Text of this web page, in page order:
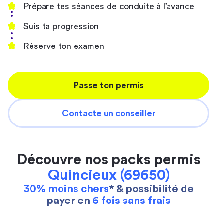
Prépare tes séances de conduite à l’avance
Suis ta progression
Réserve ton examen
Passe ton permis
Contacte un conseiller
Découvre nos packs permis
Quincieux (69650)
30% moins chers* & possibilité de
payer en 6 fois sans frais